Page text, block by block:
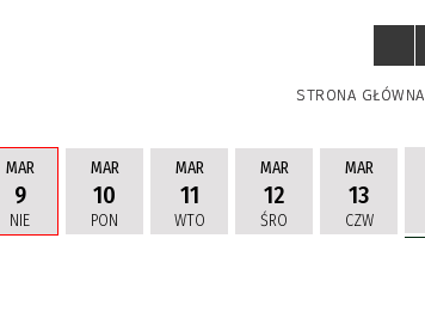
STRONA GŁÓWNA
MAR
9
NIE
MAR
10
PON
MAR
11
WTO
MAR
12
ŚRO
MAR
13
CZW